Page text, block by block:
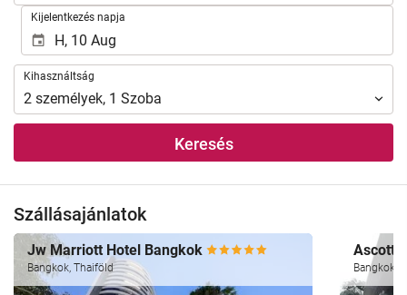
Kijelentkezés napja
Kihasználtság
Kihasználtság
2 személyek, 1 Szoba
Keresés
Szállásajánlatok
Jw Marriott Hotel Bangkok
Bangkok, Thaiföld
Ascott
Bangkok,